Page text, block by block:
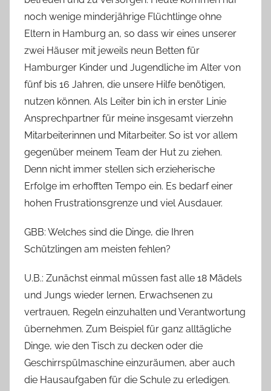
noch wenige minderjährige Flüchtlinge ohne
Eltern in Hamburg an, so dass wir eines unserer
zwei Häuser mit jeweils neun Betten für
Hamburger Kinder und Jugendliche im Alter von
fünf bis 16 Jahren, die unsere Hilfe benötigen,
nutzen können. Als Leiter bin ich in erster Linie
Ansprechpartner für meine insgesamt vierzehn
Mitarbeiterinnen und Mitarbeiter. So ist vor allem
gegenüber meinem Team der Hut zu ziehen.
Denn nicht immer stellen sich erzieherische
Erfolge im erhofften Tempo ein. Es bedarf einer
hohen Frustrationsgrenze und viel Ausdauer.
GBB: Welches sind die Dinge, die Ihren
Schützlingen am meisten fehlen?
U.B.: Zunächst einmal müssen fast alle 18 Mädels
und Jungs wieder lernen, Erwachsenen zu
vertrauen, Regeln einzuhalten und Verantwortung
übernehmen. Zum Beispiel für ganz alltägliche
Dinge, wie den Tisch zu decken oder die
Geschirrspülmaschine einzuräumen, aber auch
die Hausaufgaben für die Schule zu erledigen.